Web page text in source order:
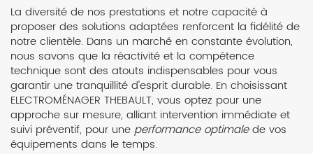
La diversité de nos prestations et notre capacité à
proposer des solutions adaptées renforcent la fidélité de
notre clientèle. Dans un marché en constante évolution,
nous savons que la réactivité et la compétence
technique sont des atouts indispensables pour vous
garantir une tranquillité d'esprit durable. En choisissant
ELECTROMÉNAGER THEBAULT, vous optez pour une
approche sur mesure, alliant intervention immédiate et
suivi préventif, pour une performance optimalede vos
équipements dans le temps.